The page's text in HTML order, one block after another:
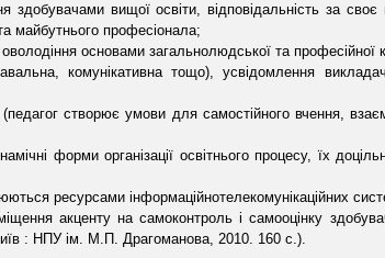
вищої освіти, відповідальність за
та майбутнього професіонала;
основами загальнолюдської та професійної
комунікативна тощо), усвідомлення
(педагог створює умови для самостійного вчення,
форми організації освітнього процесу, їх
ресурсами інформаційнотелекомунікаційних
акценту на самоконтроль і самооцінку
: НПУ ім. М.П. Драгоманова, 2010. 160 с.).